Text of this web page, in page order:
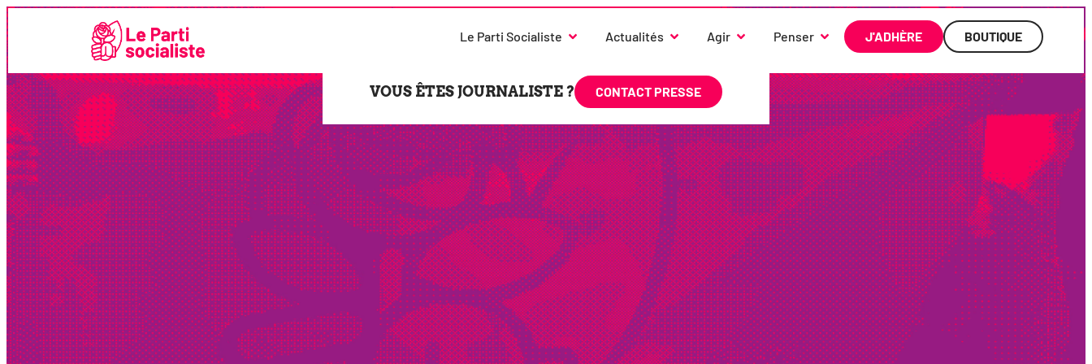
Le Parti Socialiste Actualités Agir Penser J'ADHÈRE BOUTIQUE
LE SERVICE PRESSE
VOUS ÊTES JOURNALISTE ? CONTACT PRESSE